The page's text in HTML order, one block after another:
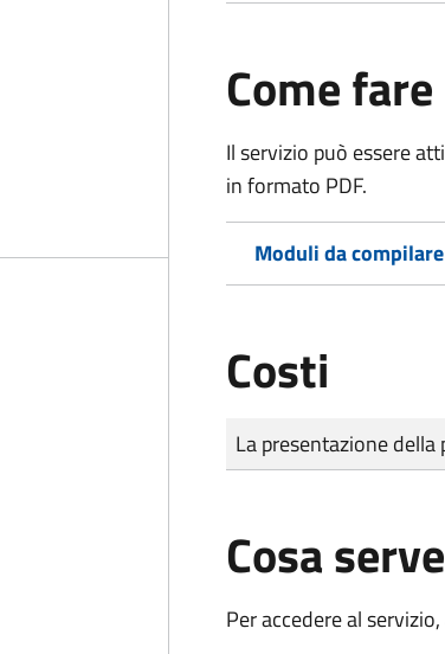
Come fare
Il servizio può essere
in formato PDF.
Moduli da
Costi
Tipo di pagamento
Importo
La presentazione
Cosa serve
Per accedere al